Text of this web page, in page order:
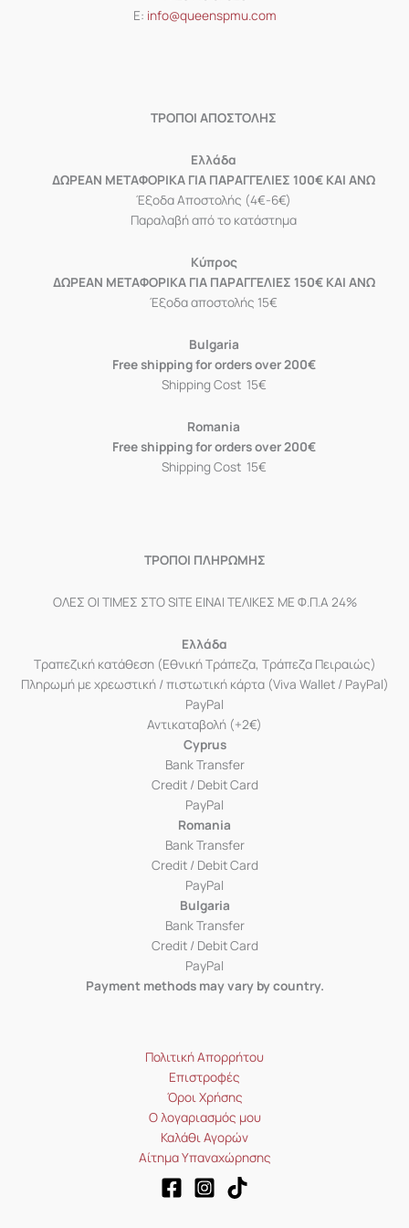
Ε: info@queenspmu.com
ΤΡΟΠΟΙ ΑΠΟΣΤΟΛΗΣ
Eλλάδα
ΔΩΡΕΑΝ ΜΕΤΑΦΟΡΙΚΑ ΓΙΑ ΠΑΡΑΓΓΕΛΙΕΣ 100€ ΚΑΙ ΑΝΩ
Έξοδα Αποστολής (4€-6€)
Παραλαβή από το κατάστημα
Κύπρος
ΔΩΡΕΑΝ ΜΕΤΑΦΟΡΙΚΑ ΓΙΑ ΠΑΡΑΓΓΕΛΙΕΣ 150€ ΚΑΙ ΑΝΩ
Έξοδα αποστολής 15€
Bulgaria
Free shipping for orders over 200€
Shipping Cost 15€
Romania
Free shipping for orders over 200€
Shipping Cost 15€
ΤΡΟΠΟΙ ΠΛΗΡΩΜΗΣ
ΟΛΕΣ ΟΙ ΤΙΜΕΣ ΣΤΟ SITE ΕΙΝΑΙ ΤΕΛΙΚΕΣ ΜΕ Φ.Π.Α 24%
Ελλάδα
Τραπεζική κατάθεση (Εθνική Τράπεζα, Τράπεζα Πειραιώς)
Πληρωμή με χρεωστική / πιστωτική κάρτα (Viva Wallet / PayPal)
PayPal
Αντικαταβολή (+2€)
Cyprus
Bank Transfer
Credit / Debit Card
PayPal
Romania
Bank Transfer
Credit / Debit Card
PayPal
Bulgaria
Bank Transfer
Credit / Debit Card
PayPal
Payment methods may vary by country.
Πολιτική Απορρήτου
Επιστροφές
Όροι Χρήσης
Ο λογαριασμός μου
Καλάθι Αγορών
Αίτημα Υπαναχώρησης